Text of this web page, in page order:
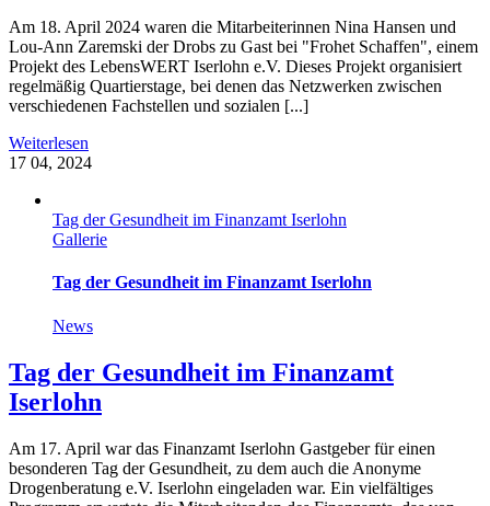
Am 18. April 2024 waren die Mitarbeiterinnen Nina Hansen und
Lou-Ann Zaremski der Drobs zu Gast bei "Frohet Schaffen", einem
Projekt des LebensWERT Iserlohn e.V. Dieses Projekt organisiert
regelmäßig Quartierstage, bei denen das Netzwerken zwischen
verschiedenen Fachstellen und sozialen [...]
Weiterlesen
17 04, 2024
Tag der Gesundheit im Finanzamt Iserlohn
Gallerie
Tag der Gesundheit im Finanzamt Iserlohn
News
Tag der Gesundheit im Finanzamt
Iserlohn
Am 17. April war das Finanzamt Iserlohn Gastgeber für einen
besonderen Tag der Gesundheit, zu dem auch die Anonyme
Drogenberatung e.V. Iserlohn eingeladen war. Ein vielfältiges